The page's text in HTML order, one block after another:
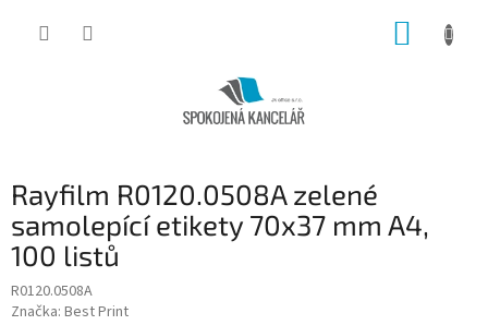
Rayfilm R0120.0508A zelené
samolepící etikety 70x37 mm A4,
100 listů
R0120.0508A
Značka: Best Print